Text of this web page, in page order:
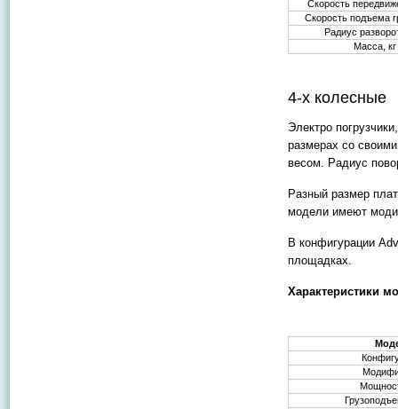
Скорость
Скорость подъема
Радиус
Масса, кг
4-х колесные
Электро
размерах со
весом. Радиус
Разный размер
модели имеют
В конфигурации
площадках.
Характеристики